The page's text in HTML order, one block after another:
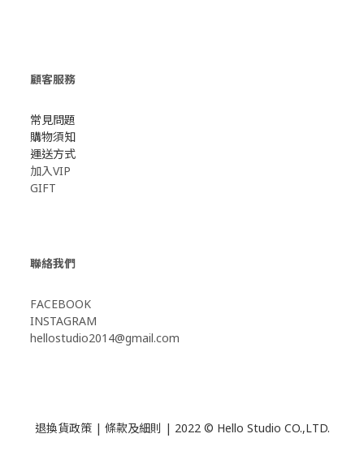
顧客服務
常見問題
購物須知
運送方式
加入VIP
GIFT
聯絡我們
FACEBOOK
INSTAGRAM
hellostudio2014@gmail.com
退換貨政策| 條款及細則 | 2022 © Hello Studio CO.,LTD.